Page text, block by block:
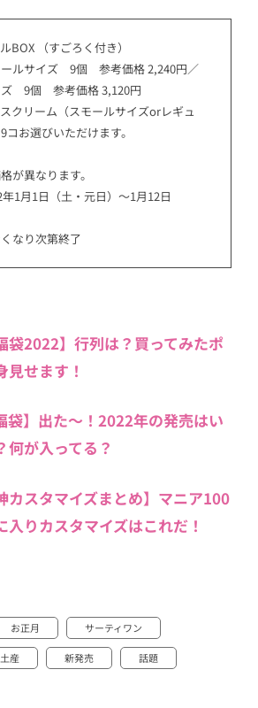
BOX （すごろく付き）
サイズ 9個 参考価格 2,240円／
ズ 9個 参考価格 3,120円
クリーム（スモールサイズorレギュ
コお選びいただけます。
が異なります。
1月1日（土・元日）～1月12日
なり次第終了
袋2022】行列は？買ってみたポ
見せます！
袋】出た〜！2022年の発売はい
何が入ってる？
カスタマイズまとめ】マニア100
入りカスタマイズはこれだ！
お正月 サーティワン
産 新発売 話題